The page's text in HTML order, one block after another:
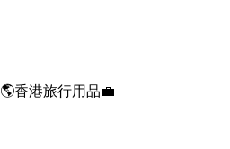
🌎香港旅行用品💼